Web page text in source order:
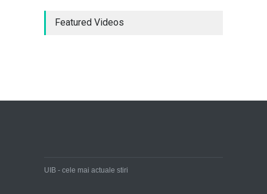
Featured Videos
UIB - cele mai actuale stiri